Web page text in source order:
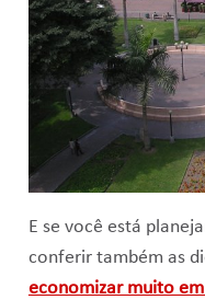
E se você está
conferir também as
economizar muito